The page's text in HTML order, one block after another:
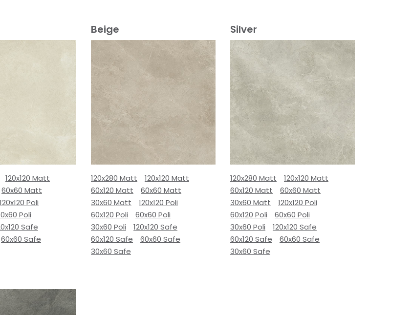
120x120 Matt
60x60 Matt
120x120 Poli
Poli
Safe
60x60 Safe
Beige
120x280 Matt
120x120 Matt
60x120 Matt
60x60 Matt
30x60 Matt
120x120 Poli
60x120 Poli
60x60 Poli
30x60 Poli
120x120 Safe
60x120 Safe
60x60 Safe
30x60 Safe
Silver
120x280 Matt
120x120 Matt
60x120 Matt
60x60 Matt
30x60 Matt
120x120 Poli
60x120 Poli
60x60 Poli
30x60 Poli
120x120 Safe
60x120 Safe
60x60 Safe
30x60 Safe